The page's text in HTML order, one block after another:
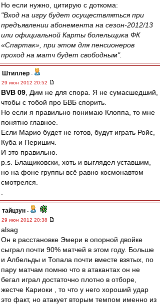
Но если нужно, цитирую с доткома:
"Вход на игру будет осуществляться при
предъявлении абонемента на сезон-2012/13
или официальной Карты болельщика ФК
«Спартак», при этом для пенсионеров
проход на матч будет свободным".
Штиллер -
29 июн 2012 20:52
BVB 09 , Дим не для спора. Я не сумасшедший,
чтобы с тобой про БВБ спорить.
Но если я правильно понимаю Клоппа, то мне
понятно главное.
Если Марио будет не готов, будут играть Ройс,
Куба и Перишич.
И это правильно.
p.s. Блащиковски, хоть и выглядел уставшим,
но на фоне группы всё равно космонавтом
смотрелся.
тайцзун -
29 июн 2012 20:38
alsag
Он в расстановке Эмери в опорной двойке
сыграл почти 90% матчей в этом году. Больше
и Албельды и Топала почти вместе взятых, по
пару матчам помню что в атакантах он не
бегал играл достаточно плотно в отборе,
жестче Кариоки , то что у него хороший удар
это факт, но атакует вторым темпом именно из